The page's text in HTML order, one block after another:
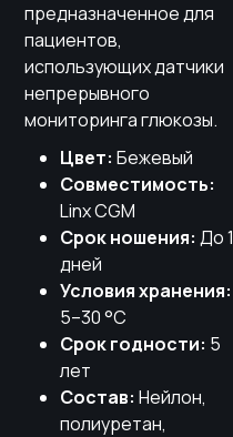
предназначенное для
пациентов,
использующих датчики
непрерывного
мониторинга глюкозы.
Цвет: Бежевый
Совместимость:
Linx CGM
Срок ношения: До
дней
Условия хранения:
5–30 °C
Срок годности: 5
лет
Состав: Нейлон,
полиуретан,